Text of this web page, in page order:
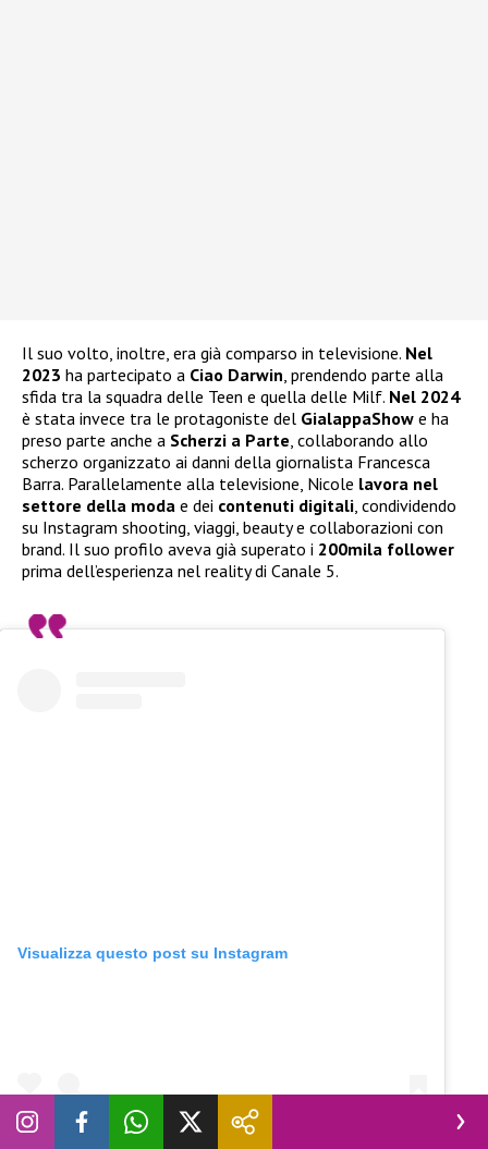
Il suo volto, inoltre, era già comparso in televisione. Nel
2023 ha partecipato a Ciao Darwin , prendendo parte alla
sfida tra la squadra delle Teen e quella delle Milf. Nel 2024
è stata invece tra le protagoniste del GialappaShow e ha
preso parte anche a Scherzi a Parte , collaborando allo
scherzo organizzato ai danni della giornalista Francesca
Barra. Parallelamente alla televisione, Nicole lavora nel
settore della moda e dei contenuti digitali , condividendo
su Instagram shooting, viaggi, beauty e collaborazioni con
brand. Il suo profilo aveva già superato i 200mila follower
prima dell’esperienza nel reality di Canale 5.
Visualizza questo post su Instagram